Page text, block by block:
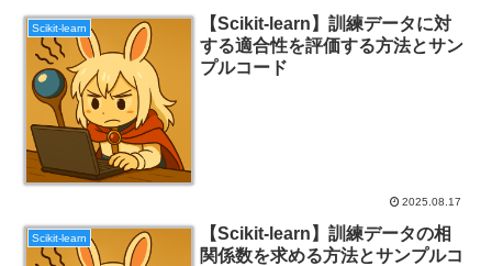
Scikit-learn
【Scikit-learn】訓練データに対
する適合性を評価する方法とサン
プルコード
2025.08.17
Scikit-learn
【Scikit-learn】訓練データの相
関係数を求める方法とサンプルコ